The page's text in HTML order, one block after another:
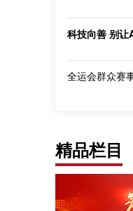
科技向善 别让
全运会群众赛
精品栏目